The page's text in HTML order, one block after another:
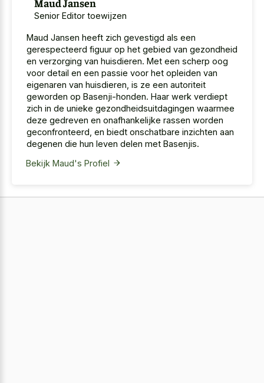
Senior Editor toewijzen
Maud Jansen heeft zich gevestigd als een
gerespecteerd figuur op het gebied van gezondheid
en verzorging van huisdieren. Met een scherp oog
voor detail en een passie voor het opleiden van
eigenaren van huisdieren, is ze een autoriteit
geworden op Basenji-honden. Haar werk verdiept
zich in de unieke gezondheidsuitdagingen waarmee
deze gedreven en onafhankelijke rassen worden
geconfronteerd, en biedt onschatbare inzichten aan
degenen die hun leven delen met Basenjis.
Bekijk Maud's Profiel